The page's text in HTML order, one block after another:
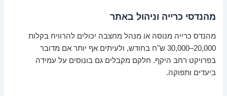
מהנדסי כרייה וניהול באתר
מהנדס כרייה מנוסה או מנהל מחצבה יכולים להרוויח בקלות
20,000–30,000 ש"ח בחודש, ולעיתים אף יותר אם מדובר
בפרויקט רחב היקף. חלקם מקבלים גם בונוסים על עמידה
ביעדים ותפוקה.